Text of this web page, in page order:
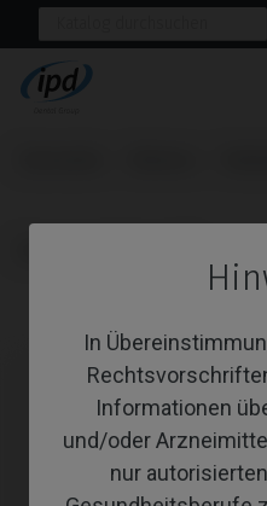
In
Informationen
und/oder
nur